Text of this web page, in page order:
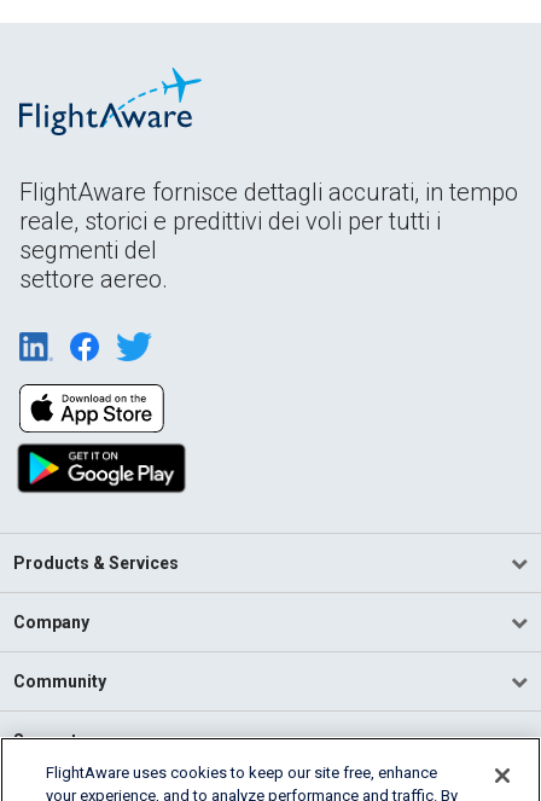
FlightAware fornisce dettagli accurati, in tempo
reale, storici e predittivi dei voli per tutti i
segmenti del
settore aereo.
Products & Services
Company
Community
Support
FlightAware uses cookies to keep our site free, enhance
your experience, and to analyze performance and traffic. By